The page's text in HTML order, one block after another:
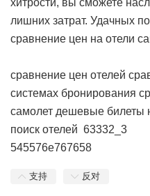
хитрости, вы сможете
лишних затрат. Удачных
сравнение цен на отели
сравнение цен отелей
системах бронирования
самолет дешевые билеты
поиск отелей 63332_3
545576e767658
支持 反对